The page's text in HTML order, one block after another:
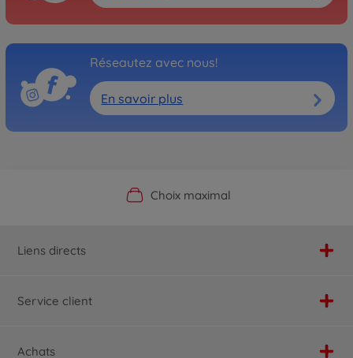
Réseautez avec nous!
En savoir plus
Boutique officielle du fabricant
Choix maximal
Service personnalisé
Livraison rapide
Liens directs
Service client
Achats